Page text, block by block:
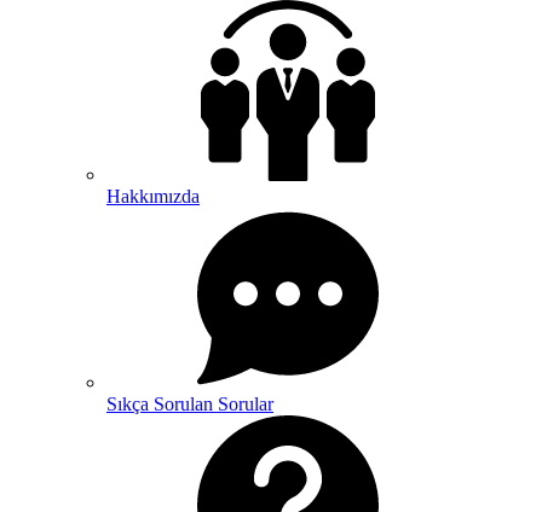
Hakkımızda
Sıkça Sorulan Sorular